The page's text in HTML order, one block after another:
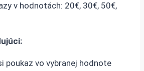
v hodnotách: 20€, 30€, 50€,
poukaz vo vybranej hodnote